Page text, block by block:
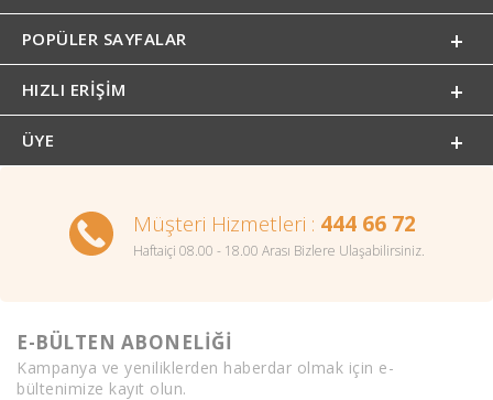
POPÜLER SAYFALAR
HIZLI ERIŞIM
ÜYE
Müşteri Hizmetleri : 444 66 72
Haftaiçi 08.00 - 18.00 Arası Bizlere Ulaşabilirsiniz.
E-BÜLTEN ABONELİĞİ
Kampanya ve yeniliklerden haberdar olmak için e-
bültenimize kayıt olun.